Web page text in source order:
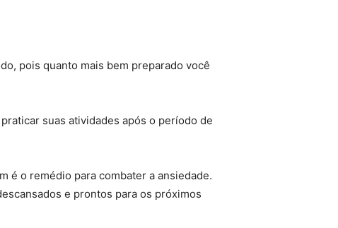
pois quanto mais bem preparado você
suas atividades após o período de
é o remédio para combater a ansiedade.
e prontos para os próximos